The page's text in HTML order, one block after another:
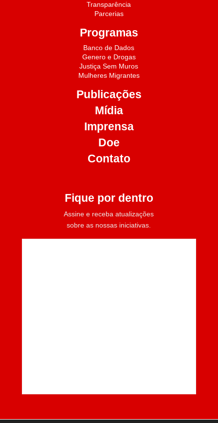
Transparência
Parcerias
Programas
Banco de Dados
Genero e Drogas
Justiça Sem Muros
Mulheres Migrantes
Publicações
Mídia
Imprensa
Doe
Contato
Fique por dentro
Assine e receba atualizações
sobre as nossas iniciativas.